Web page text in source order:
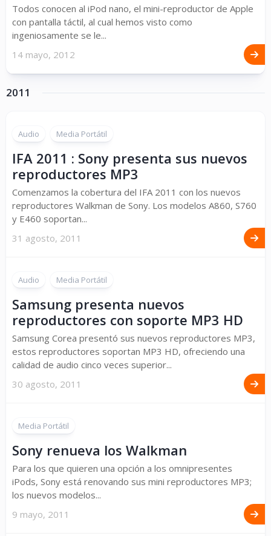
Todos conocen al iPod nano, el mini-reproductor de Apple
con pantalla táctil, al cual hemos visto como
ingeniosamente se le...
14 mayo, 2012
2011
Audio Media Portátil
IFA 2011 : Sony presenta sus nuevos
reproductores MP3
Comenzamos la cobertura del IFA 2011 con los nuevos
reproductores Walkman de Sony. Los modelos A860, S760
y E460 soportan...
31 agosto, 2011
Audio Media Portátil
Samsung presenta nuevos
reproductores con soporte MP3 HD
Samsung Corea presentó sus nuevos reproductores MP3,
estos reproductores soportan MP3 HD, ofreciendo una
calidad de audio cinco veces superior...
30 agosto, 2011
Media Portátil
Sony renueva los Walkman
Para los que quieren una opción a los omnipresentes
iPods, Sony está renovando sus mini reproductores MP3;
los nuevos modelos...
9 mayo, 2011